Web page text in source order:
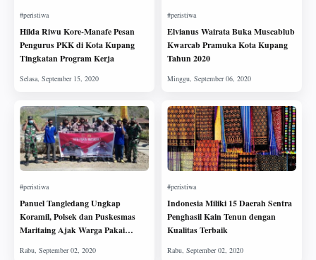
Hilda Riwu Kore-Manafe Pesan
Pengurus PKK di Kota Kupang
Tingkatan Program Kerja
Elvianus Wairata Buka Muscablub
Kwarcab Pramuka Kota Kupang
Tahun 2020
Panuel Tangledang Ungkap
Koramil, Polsek dan Puskesmas
Maritaing Ajak Warga Pakai
Indonesia Miliki 15 Daerah Sentra
Penghasil Kain Tenun dengan
Kualitas Terbaik